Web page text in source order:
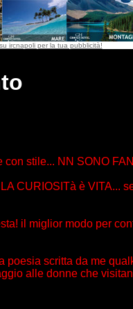
ircnapoli per la tua pubblicità!
stile... NN SONO
CURIOSITà è VITA...
il miglior modo per
poesia scritta da me
alle donne che